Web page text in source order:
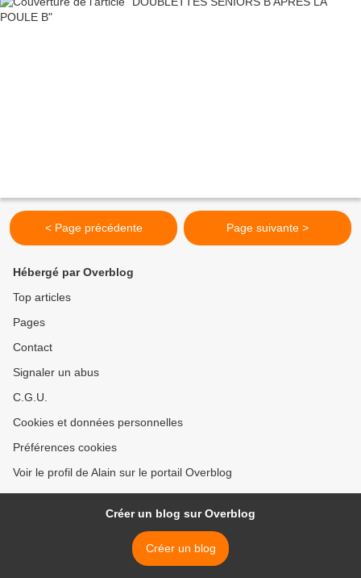
< Page précédente Page suivante >
Hébergé par Overblog
Top articles
Pages
Contact
Signaler un abus
C.G.U.
Cookies et données personnelles
Préférences cookies
Voir le profil de Alain sur le portail Overblog
Créer un blog sur Overblog
Créer un blog